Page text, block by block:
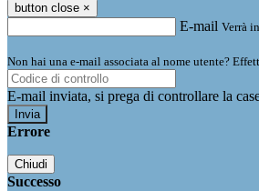
button close ×
E-mail Verrà
Non hai una e-mail associata al nome utente?
E-mail inviata, si prega di controllare la
Errore
Chiudi
Successo